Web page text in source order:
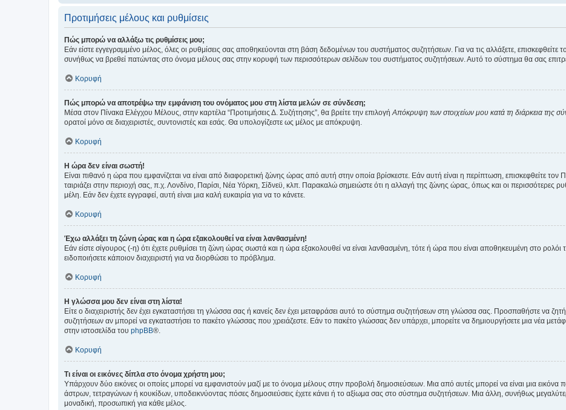
Προτιμήσεις μέλους και ρυθμίσεις
Πώς μπορώ να αλλάξω τις ρυθμίσεις μου;
Εάν είστε εγγεγραμμένο μέλος, όλες οι ρυθμίσεις σας αποθηκεύονται στη βάση δεδομένων του συστήματος συζητήσεων. Για να τις αλλάξετε,
συνήθως να βρεθεί πατώντας στο όνομα μέλους σας στην κορυφή των περισσότερων σελίδων του συστήματος συζητήσεων. Αυτό το σύστημα θα σας
Κορυφή
Πώς μπορώ να αποτρέψω την εμφάνιση του ονόματος μου στη λίστα μελών σε σύνδεση;
Μέσα στον Πίνακα Ελέγχου Μέλους, στην καρτέλα “Προτιμήσεις Δ. Συζήτησης”, θα βρείτε την επιλογή Απόκρυψη των στοιχείων μου κατά τη διάρκεια της
ορατοί μόνο σε διαχειριστές, συντονιστές και εσάς. Θα υπολογίζεστε ως μέλος με απόκρυψη.
Κορυφή
Η ώρα δεν είναι σωστή!
Είναι πιθανό η ώρα που εμφανίζεται να είναι από διαφορετική ζώνης ώρας από αυτή στην οποία βρίσκεστε. Εάν αυτή είναι η περίπτωση, επισκεφθείτε
ταιριάζει στην περιοχή σας, π.χ. Λονδίνο, Παρίσι, Νέα Υόρκη, Σίδνεϋ, κλπ. Παρακαλώ σημειώστε ότι η αλλαγή της ζώνης ώρας, όπως και οι περισσότερες
μέλη. Εάν δεν έχετε εγγραφεί, αυτή είναι μια καλή ευκαιρία για να το κάνετε.
Κορυφή
Έχω αλλάξει τη ζώνη ώρας και η ώρα εξακολουθεί να είναι λανθασμένη!
Εάν είστε σίγουρος (-η) ότι έχετε ρυθμίσει τη ζώνη ώρας σωστά και η ώρα εξακολουθεί να είναι λανθασμένη, τότε ή ώρα που είναι αποθηκευμένη στο
ειδοποιήσετε κάποιον διαχειριστή για να διορθώσει το πρόβλημα.
Κορυφή
Η γλώσσα μου δεν είναι στη λίστα!
Είτε ο διαχειριστής δεν έχει εγκαταστήσει τη γλώσσα σας ή κανείς δεν έχει μεταφράσει αυτό το σύστημα συζητήσεων στη γλώσσα σας. Προσπαθήστε να
συζητήσεων αν μπορεί να εγκαταστήσει το πακέτο γλώσσας που χρειάζεστε. Εάν το πακέτο γλώσσας δεν υπάρχει, μπορείτε να δημιουργήσετε μια νέα
στην ιστοσελίδα του phpBB®.
Κορυφή
Τι είναι οι εικόνες δίπλα στο όνομα χρήστη μου;
Υπάρχουν δύο εικόνες οι οποίες μπορεί να εμφανιστούν μαζί με το όνομα μέλους στην προβολή δημοσιεύσεων. Μια από αυτές μπορεί να είναι μια εικόνα
άστρων, τετραγώνων ή κουκίδων, υποδεικνύοντας πόσες δημοσιεύσεις έχετε κάνει ή το αξίωμα σας στο σύστημα συζητήσεων. Μια άλλη, συνήθως
μοναδική, προσωπική για κάθε μέλος.